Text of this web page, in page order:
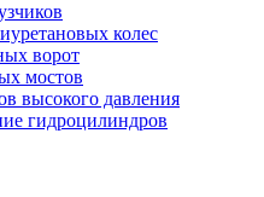
колес
ворот
мостов
высокого давления
гидроцилиндров